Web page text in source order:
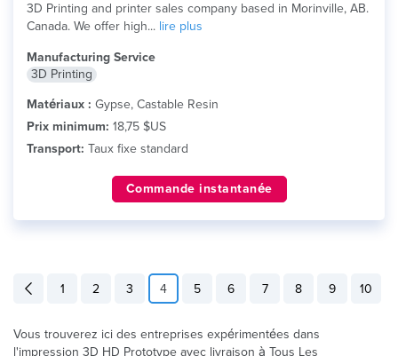
3D Printing and printer sales company based in Morinville, AB.
Canada. We offer high... lire plus
Manufacturing Service
3D Printing
Matériaux : Gypse, Castable Resin
Prix minimum: 18,75 $US
Transport: Taux fixe standard
Commande instantanée
1 2 3 4 5 6 7 8 9 10
Vous trouverez ici des entreprises expérimentées dans
l'impression 3D HD Prototype avec livraison à Tous Les